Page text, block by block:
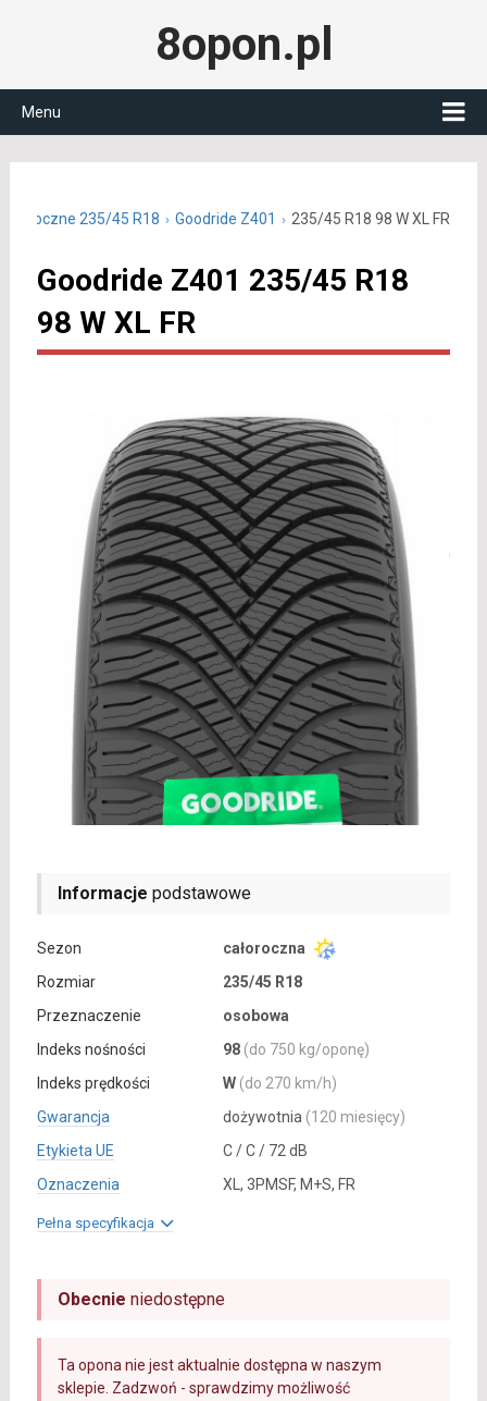
8opon.pl
Menu
235/45 R18 Goodride Z401 235/45 R18 98 W XL FR
Goodride Z401 235/45 R18
98 W XL FR
Informacje podstawowe
Sezon
całoroczna
Rozmiar
235/45 R18
Przeznaczenie
osobowa
Indeks nośności
98 (do 750 kg/oponę)
Indeks prędkości
W (do 270 km/h)
Gwarancja
dożywotnia (120 miesięcy)
Etykieta UE
C / C / 72 dB
Oznaczenia
XL, 3PMSF, M+S, FR
Pełna specyfikacja
Obecnie niedostępne
Ta opona nie jest aktualnie dostępna w naszym
sklepie. Zadzwoń - sprawdzimy możliwość